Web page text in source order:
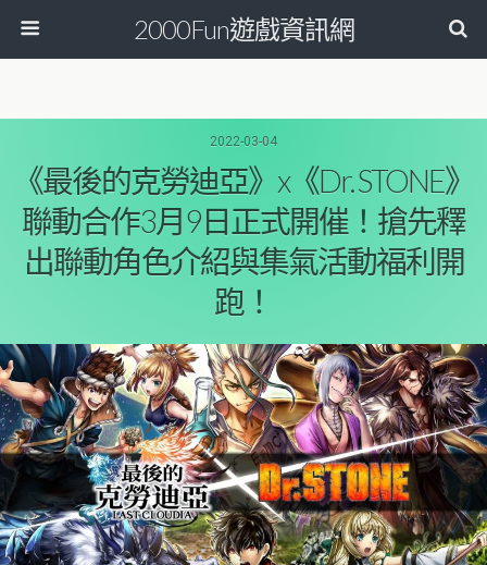
2000Fun遊戲資訊網
2022-03-04
《最後的克勞迪亞》x《Dr. STONE》
聯動合作3月9日正式開催！搶先釋
出聯動角色介紹與集氣活動福利開
跑！